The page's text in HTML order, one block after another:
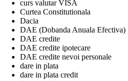
curs valutar VISA
Curtea Constitutionala
Dacia
DAE (Dobanda Anuala Efectiva)
DAE credite
DAE credite ipotecare
DAE credite nevoi personale
dare in plata
dare in plata credit